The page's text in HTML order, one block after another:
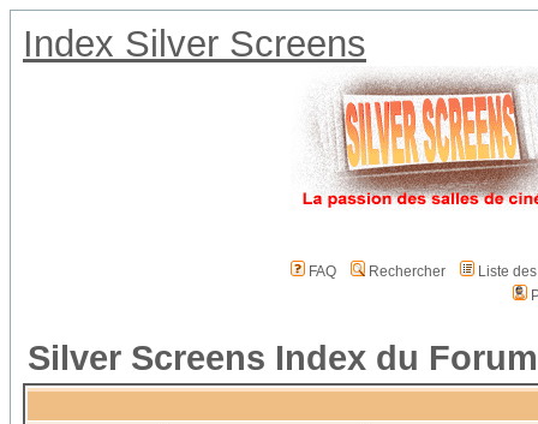
Index Silver Screens
FAQ Rechercher
Liste
Silver Screens Index du Forum